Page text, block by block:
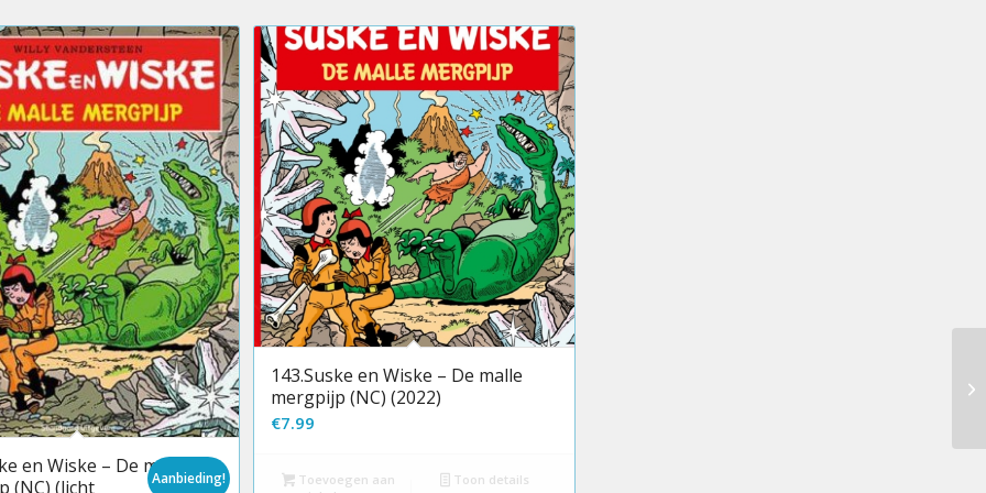
en Wiske – De malle
(NC) (licht
Aanbieding!
143.Suske en Wiske – De malle
mergpijp (NC) (2022)
€7.99
Toevoegen aan
Toon details